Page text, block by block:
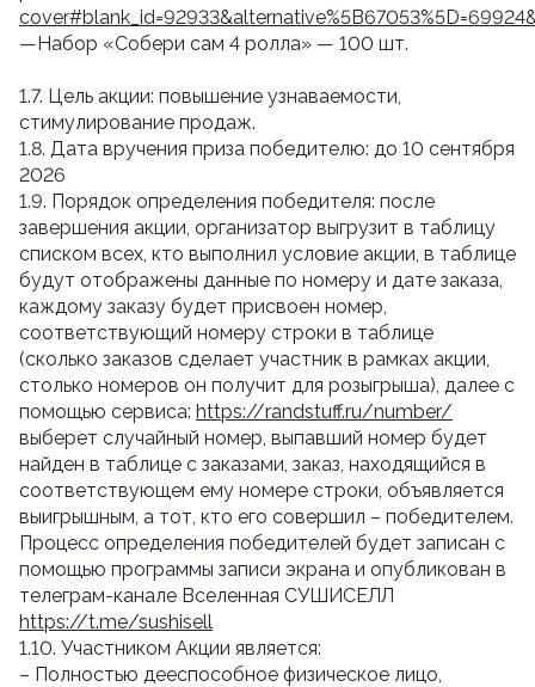
—Набор «Собери сам 4 ролла» — 100 шт.
1.7. Цель акции: повышение узнаваемости,
стимулирование продаж.
1.8. Дата вручения приза победителю: до 10 сентября
2026
1.9. Порядок определения победителя: после
завершения акции, организатор выгрузит в таблицу
списком всех, кто выполнил условие акции, в таблице
будут отображены данные по номеру и дате заказа,
каждому заказу будет присвоен номер,
соответствующий номеру строки в таблице
(сколько заказов сделает участник в рамках акции,
столько номеров он получит для розыгрыша), далее с
помощью сервиса: https://randstuff.ru/number/
выберет случайный номер, выпавший номер будет
найден в таблице с заказами, заказ, находящийся в
соответствующем ему номере строки, объявляется
выигрышным, а тот, кто его совершил – победителем.
Процесс определения победителей будет записан с
помощью программы записи экрана и опубликован в
телеграм-канале Вселенная СУШИСЕЛЛ
https://t.me/sushisell
1.10. Участником Акции является:
– Полностью дееспособное физическое лицо,